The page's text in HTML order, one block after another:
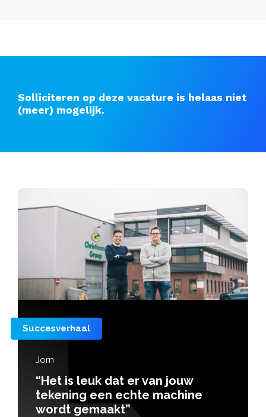
Solliciteren op deze vacature is helaas niet
(meer) mogelijk.
Succesverhaal
Jorn
“Het is leuk dat er van jouw
tekening een echte machine
wordt gemaakt”